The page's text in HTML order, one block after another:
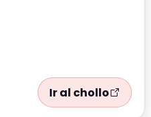
Ir al chollo